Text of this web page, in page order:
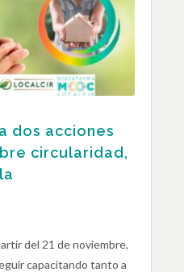
dos acciones
circularidad,
del 21 de noviembre,
capacitando tanto a